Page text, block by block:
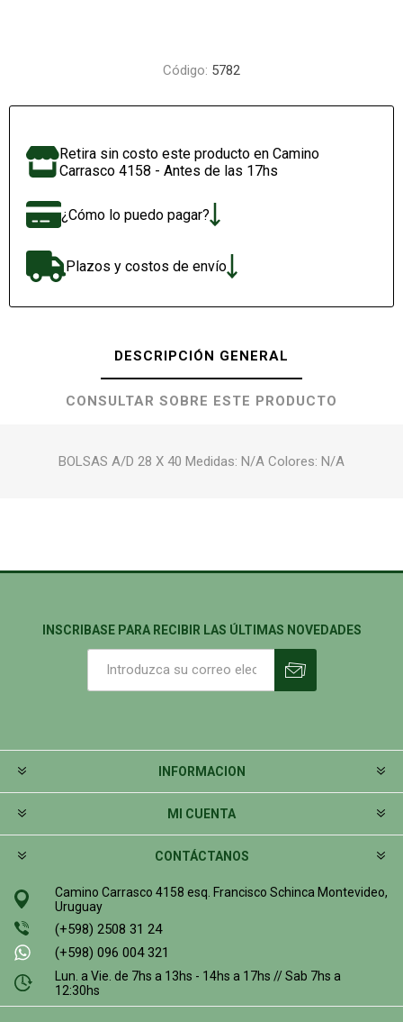
Código: 5782
Retira sin costo este producto en Camino
Carrasco 4158 - Antes de las 17hs
¿Cómo lo puedo pagar?
Plazos y costos de envío
DESCRIPCIÓN GENERAL
CONSULTAR SOBRE ESTE PRODUCTO
BOLSAS A/D 28 X 40 Medidas: N/A Colores: N/A
INSCRIBASE PARA RECIBIR LAS ÚLTIMAS NOVEDADES
INFORMACION
MI CUENTA
CONTÁCTANOS
Camino Carrasco 4158 esq. Francisco Schinca Montevideo,
Uruguay
(+598) 2508 31 24
(+598) 096 004 321
Lun. a Vie. de 7hs a 13hs - 14hs a 17hs // Sab 7hs a
12:30hs